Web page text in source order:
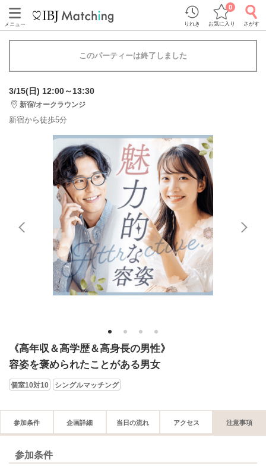
メニュー りれき お気に入り
0
さがす
このパーティーは終了しました
3/15(日) 12:00～13:30
新宿/オークラウンジ
新宿から徒歩5分
1 2 3 4
《高年収＆高学歴＆高身長の男性》
容姿を褒められたことがある男女
個室10対10 シングルマッチング
参加条件 企画詳細 当日の流れ アクセス 注意事項
参加条件